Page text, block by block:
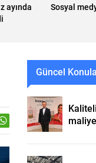
ayında
Sosyal
Güncel